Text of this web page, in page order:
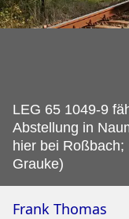
LEG 65 1049-9
Abstellung in
hier bei Roßbach;
Grauke)
Frank Thomas